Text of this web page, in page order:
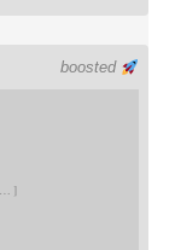
boosted